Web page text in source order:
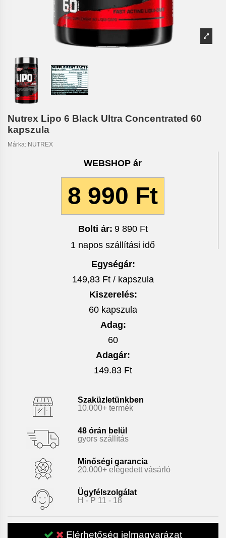
Nutrex Lipo 6 Black Ultra Concentrated 60
kapszula
Márka: NUTREX
WEBSHOP ár
8 990 Ft
Bolti ár: 9 890 Ft
1 napos szállítási idő
Egységár:
149,83 Ft / kapszula
Kiszerelés:
60 kapszula
Adag:
60
Adagár:
149.83 Ft
Szaküzletünkben
10.000+ termék
48 órán belül
gyors szállítás
Minőségi garancia
20.000+ elégedett vásárló
Ügyfélszolgálat
H - P 11 - 18
Elérhetőség jelmagyarázat